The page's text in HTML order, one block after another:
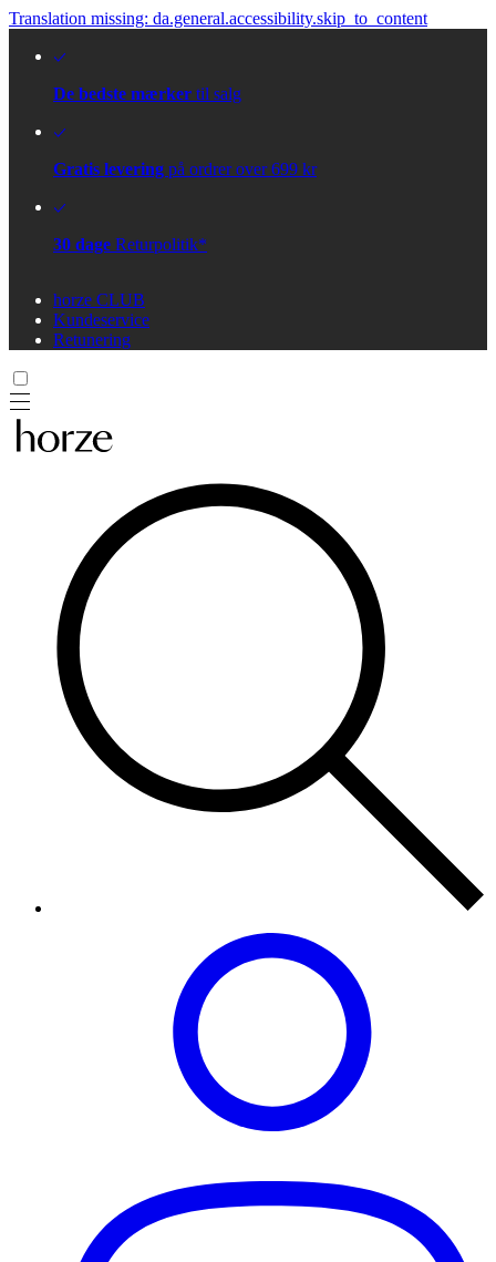
Translation missing: da.general.accessibility.skip_to_content
De bedste mærker til salg
Gratis levering på ordrer over 699 kr
30 dage Returpolitik*
horze CLUB
Kundeservice
Retunering